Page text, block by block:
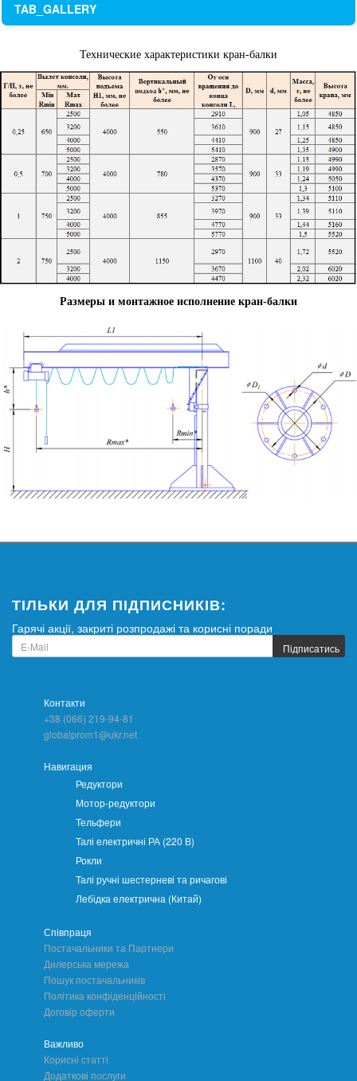
TAB_GALLERY
Технические характеристики кран-балки
Размеры и монтажное исполнение кран-балки
ТІЛЬКИ ДЛЯ ПІДПИСНИКІВ:
Гарячі акції, закриті розпродажі та корисні поради
Підписатись
Контакти
+38 (066) 219-94-81
globalprom1@ukr.net
Навигация
Редуктори
Мотор-редуктори
Тельфери
Талі електричні РА (220 В)
Рокли
Талі ручні шестерневі та ричагові
Лебідка електрична (Китай)
Співпраця
Постачальники та Партнери
Дилерська мережа
Пошук постачальників
Політика конфіденційності
Договір оферти
Важливо
Корисні статті
Додаткові послуги